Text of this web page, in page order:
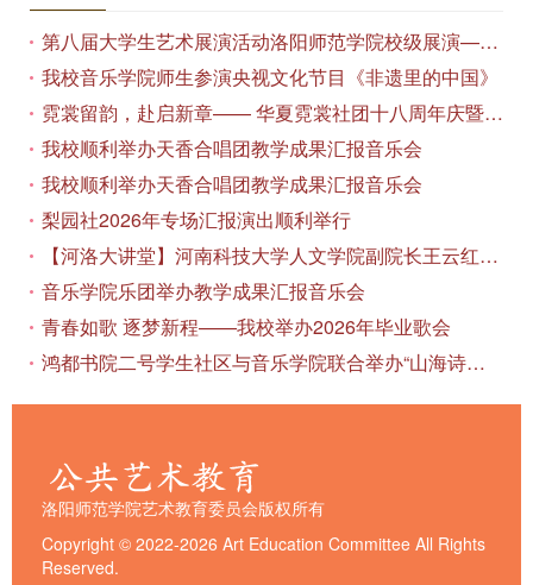
第八届大学生艺术展演活动洛阳师范学院校级展演——艺术作品专场展览在美术与艺术学院顺利开展
我校音乐学院师生参演央视文化节目《非遗里的中国》
霓裳留韵，赴启新章—— 华夏霓裳社团十八周年庆暨毕业季特别演出圆满落幕
我校顺利举办天香合唱团教学成果汇报音乐会
我校顺利举办天香合唱团教学成果汇报音乐会
梨园社2026年专场汇报演出顺利举行
【河洛大讲堂】河南科技大学人文学院副院长王云红教授应邀作专题讲座
音乐学院乐团举办教学成果汇报音乐会
青春如歌 逐梦新程——我校举办2026年毕业歌会
鸿都书院二号学生社区与音乐学院联合举办“山海诗恋”合唱思政汇报音乐会
洛阳师范学院艺术教育委员会版权所有
Copyright © 2022-2026 Art Education Committee All Rights
Reserved.